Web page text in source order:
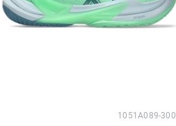
1051A089-300